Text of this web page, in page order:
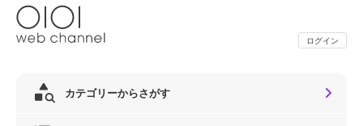
ログイン
カテゴリーからさがす